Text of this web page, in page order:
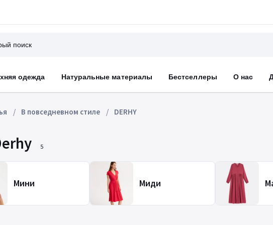
одежда Натуральные материалы Бестселлеры О нас
В повседневном стиле DERHY
5
Мини Миди